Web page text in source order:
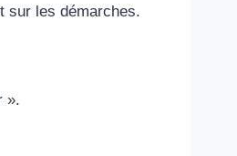
sur les démarches.
».